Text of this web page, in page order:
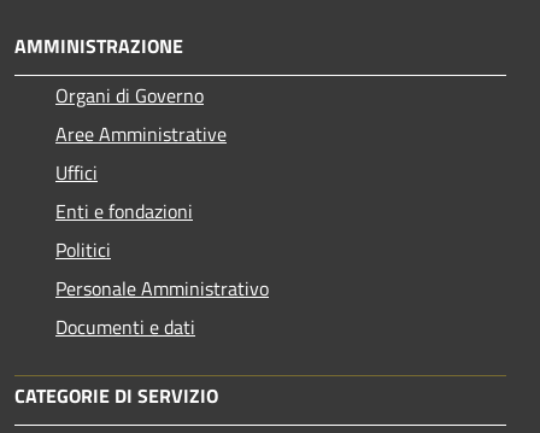
AMMINISTRAZIONE
Organi di Governo
Aree Amministrative
Uffici
Enti e fondazioni
Politici
Personale Amministrativo
Documenti e dati
CATEGORIE DI SERVIZIO